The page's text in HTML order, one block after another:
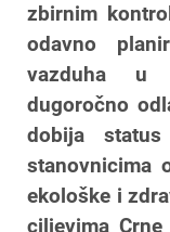
zbirnim
odavno
vazduha u
dugoročno
dobija
stanovnicima
ekološke i
ciljevima